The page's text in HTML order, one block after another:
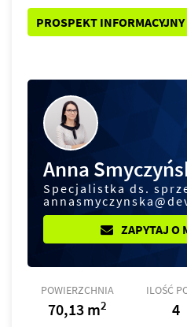
PROSPEKT INFORMACYJNY
Anna
Specjalistka ds.
ZAPYTAJ O
POWIERZCHNIA
70,13 m2
ILOŚĆ
4